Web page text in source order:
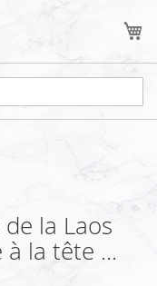
la Laos
la tête ...